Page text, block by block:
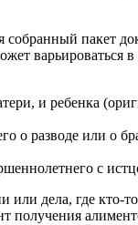
собранный пакет
варьироваться
и ребенка
о разводе или о
с
дела, где кто-
получения